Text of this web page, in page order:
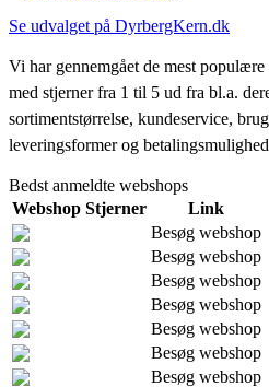
Se udvalget på DyrbergKern.dk
Vi har gennemgået de mest
med stjerner fra 1 til 5 ud fra bl.a.
sortimentstørrelse, kundeservice,
leveringsformer og
Bedst anmeldte webshops
Webshop Stjerner
Link
Besøg webshop
Besøg webshop
Besøg webshop
Besøg webshop
Besøg webshop
Besøg webshop
Besøg webshop